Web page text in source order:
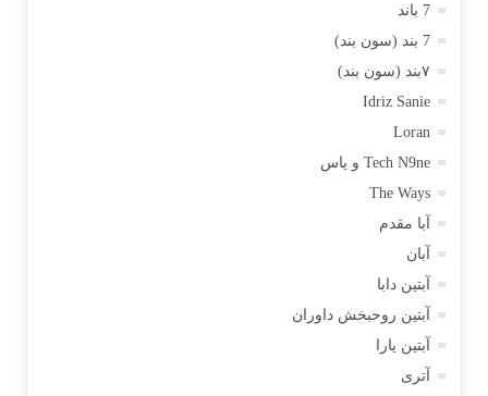
7 باند
7 بند (سون بند)
۷بند (سون بند)
Idriz Sanie
Loran
Tech N9ne و یاس
The Ways
آبا مقدم
آبان
آبتین دابا
آبتین روحبخش داوران
آبتین یارا
آتری